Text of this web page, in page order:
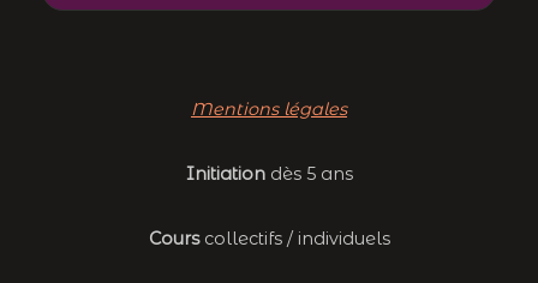
Mentions légales
Initiationdès 5 ans
Cours collectifs / individuels